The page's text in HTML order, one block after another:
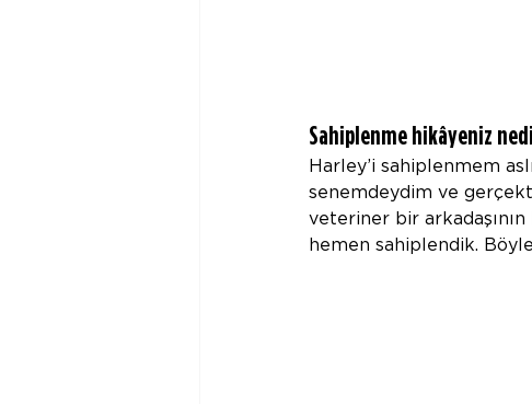
Sahiplenme hikâyeniz
Harley’i sahiplenmem
senemdeydim ve
veteriner bir
hemen sahiplendik.